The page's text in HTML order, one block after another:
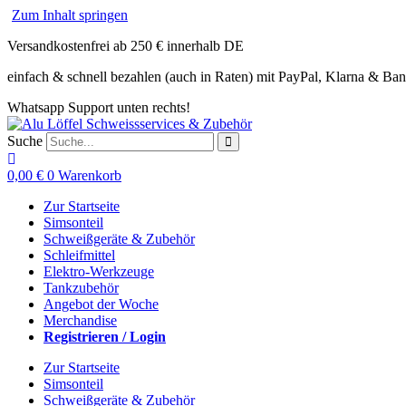
Zum Inhalt springen
Versandkostenfrei ab 250 € innerhalb DE
einfach & schnell bezahlen (auch in Raten) mit PayPal, Klarna &
Whatsapp Support unten rechts!
Suche
0,00 € 0 Warenkorb
Zur Startseite
Simsonteil
Schweißgeräte & Zubehör
Schleifmittel
Elektro-Werkzeuge
Tankzubehör
Angebot der Woche
Merchandise
Registrieren / Login
Zur Startseite
Simsonteil
Schweißgeräte & Zubehör